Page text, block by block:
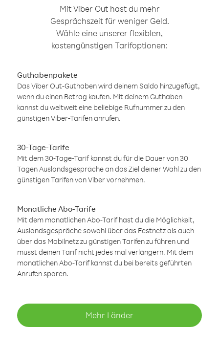
Mit Viber Out hast du mehr
Gesprächszeit für weniger Geld.
Wähle eine unserer flexiblen,
kostengünstigen Tarifoptionen:
Guthabenpakete
Das Viber Out-Guthaben wird deinem Saldo hinzugefügt,
wenn du einen Betrag kaufen. Mit deinem Guthaben
kannst du weltweit eine beliebige Rufnummer zu den
günstigen Viber-Tarifen anrufen.
30-Tage-Tarife
Mit dem 30-Tage-Tarif kannst du für die Dauer von 30
Tagen Auslandsgespräche an das Ziel deiner Wahl zu den
günstigen Tarifen von Viber vornehmen.
Monatliche Abo-Tarife
Mit dem monatlichen Abo-Tarif hast du die Möglichkeit,
Auslandsgespräche sowohl über das Festnetz als auch
über das Mobilnetz zu günstigen Tarifen zu führen und
musst deinen Tarif nicht jedes mal verlängern. Mit dem
monatlichen Abo-Tarif kannst du bei bereits geführten
Anrufen sparen.
Mehr Länder